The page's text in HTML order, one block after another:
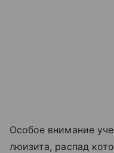
Особое внимание
люизита, распад